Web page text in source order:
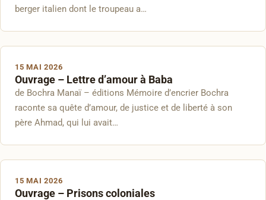
berger italien dont le troupeau a…
15 MAI 2026
Ouvrage – Lettre d’amour à Baba
de Bochra Manaï – éditions Mémoire d’encrier Bochra
raconte sa quête d’amour, de justice et de liberté à son
père Ahmad, qui lui avait…
15 MAI 2026
Ouvrage – Prisons coloniales